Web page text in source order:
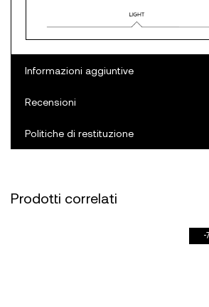
Informazioni aggiuntive
Recensioni
Politiche di restituzione
Prodotti correlati
-